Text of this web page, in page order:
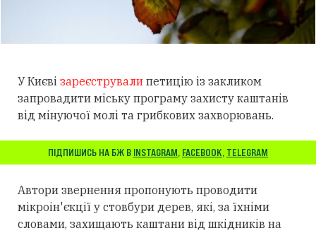
У Києві зареєстрували петицію із закликом
запровадити міську програму захисту каштанів
від мінуючої молі та грибкових захворювань.
ПІДПИШИСЬ НА БЖ В INSTAGRAM, FACEBOOK, TELEGRAM
Автори звернення пропонують проводити
мікроін'єкції у стовбури дерев, які, за їхніми
словами, захищають каштани від шкідників на